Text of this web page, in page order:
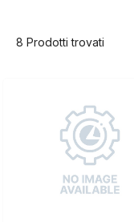
8 Prodotti trovati